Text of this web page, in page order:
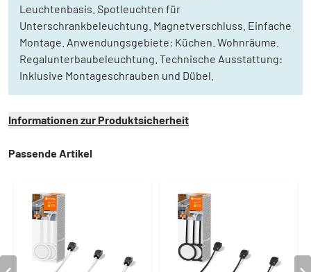
Leuchtenbasis. Spotleuchten für
Unterschrankbeleuchtung. Magnetverschluss. Einfache
Montage. Anwendungsgebiete: Küchen. Wohnräume.
Regalunterbaubeleuchtung. Technische Ausstattung:
Inklusive Montageschrauben und Dübel.
Informationen zur Produktsicherheit
Passende Artikel